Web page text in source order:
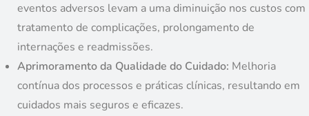
eventos adversos levam a uma diminuição nos custos com
tratamento de complicações, prolongamento de
internações e readmissões.
Aprimoramento da Qualidade do Cuidado: Melhoria
contínua dos processos e práticas clínicas, resultando em
cuidados mais seguros e eficazes.